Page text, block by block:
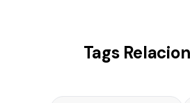
Tags